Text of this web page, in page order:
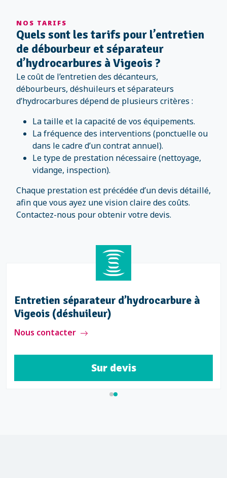
NOS TARIFS
Quels sont les tarifs pour l’entretien
de débourbeur et séparateur
d’hydrocarbures à Vigeois ?
Le coût de l’entretien des décanteurs,
débourbeurs, déshuileurs et séparateurs
d’hydrocarbures dépend de plusieurs critères :
La taille et la capacité de vos équipements.
La fréquence des interventions (ponctuelle ou
dans le cadre d’un contrat annuel).
Le type de prestation nécessaire (nettoyage,
vidange, inspection).
Chaque prestation est précédée d’un devis détaillé,
afin que vous ayez une vision claire des coûts.
Contactez-nous pour obtenir votre devis.
Entretien séparateur d’hydrocarbure à
Vigeois (déshuileur)
Nous contacter
Sur devis